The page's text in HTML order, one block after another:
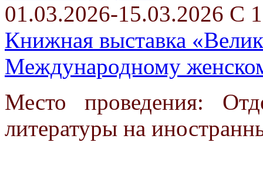
01.03.2026-15.03.2026 С
Книжная выставка
Международному
Место проведения:
литературы на